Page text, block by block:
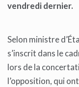
vendredi dernier.
Selon ministre
s’inscrit dans le
lors de la
l’opposition, qui